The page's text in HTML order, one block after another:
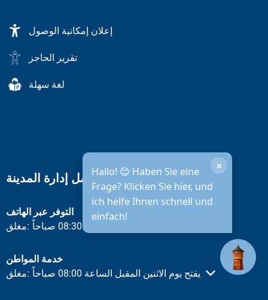
إعلان إمكانية الوصول
تقرير الحاجز
لغة سهلة
Hallo! 😊 Haben Sie eine
Frage? Klicken Sie hier, und
ich helfe Ihnen schnell und
einfach!
×
ساعات عمل إدارة المدينة
التوفر عبر الهاتف
انقر لإخفاء أوقات الفتح أو الإغلاق الأخرى
مغلق: يفتح يوم الاثنين المقبل الساعة 08:30 صباحاً
خدمة المواطن
انقر لإخفاء أوقات الفتح أو الإغلاق الأخرى
مغلق: يفتح يوم الاثنين المقبل الساعة 08:00 صباحاً